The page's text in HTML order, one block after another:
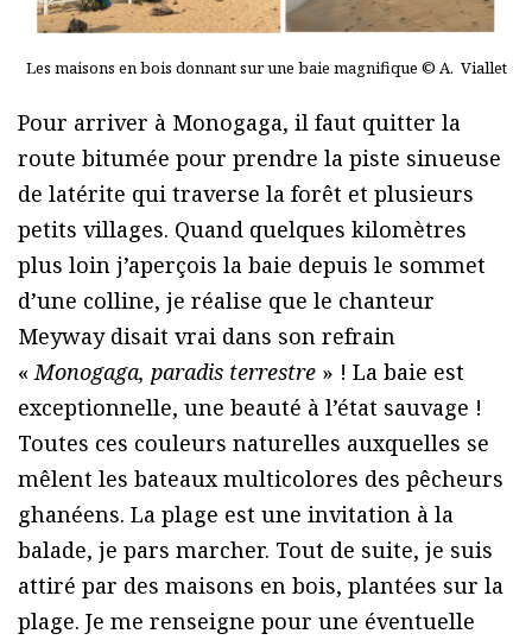
Les maisons en bois donnant sur une baie magnifique © A. Viallet
Pour arriver à Monogaga, il faut quitter la
route bitumée pour prendre la piste sinueuse
de latérite qui traverse la forêt et plusieurs
petits villages. Quand quelques kilomètres
plus loin j’aperçois la baie depuis le sommet
d’une colline, je réalise que le chanteur
Meyway disait vrai dans son refrain
« Monogaga, paradis terrestre » ! La baie est
exceptionnelle, une beauté à l’état sauvage !
Toutes ces couleurs naturelles auxquelles se
mêlent les bateaux multicolores des pêcheurs
ghanéens. La plage est une invitation à la
balade, je pars marcher. Tout de suite, je suis
attiré par des maisons en bois, plantées sur la
plage. Je me renseigne pour une éventuelle